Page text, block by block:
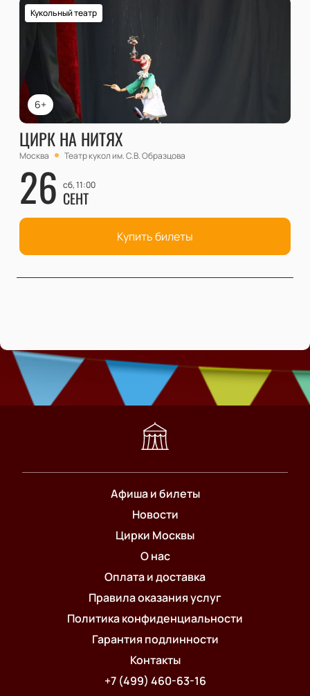
6+
Кукольный театр
ЦИРК НА НИТЯХ
Москва Театр кукол им. С.В. Образцова
26 сб, 11:00
СЕНТ
Купить билеты
Афиша и билеты
Новости
Цирки Москвы
О нас
Оплата и доставка
Правила оказания услуг
Политика конфиденциальности
Гарантия подлинности
Контакты
+7 (499) 460-63-16